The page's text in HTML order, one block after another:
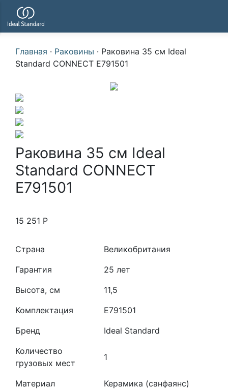
Главная · Раковины · Раковина 35 см Ideal
Standard CONNECT E791501
Раковина 35 см Ideal
Standard CONNECT
E791501
15 251 Р
Страна
Великобритания
Гарантия
25 лет
Высота, см
11,5
Комплектация
E791501
Бренд
Ideal Standard
Количество
грузовых мест
1
Материал
Керамика (санфаянс)